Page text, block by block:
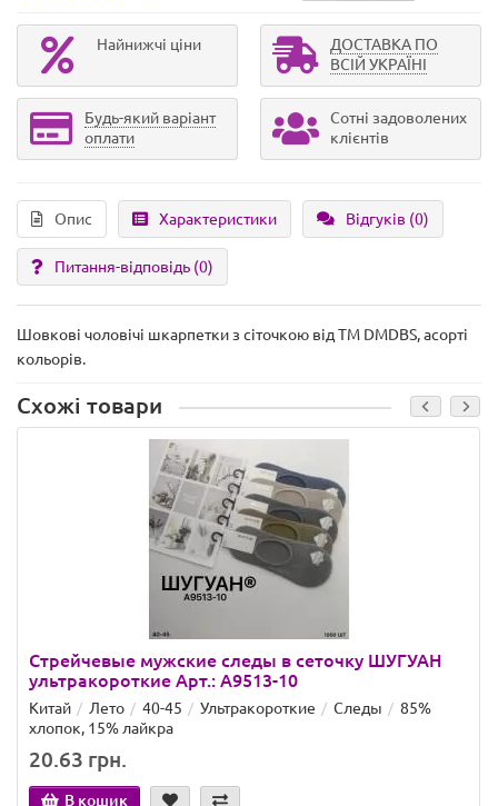
Найнижчі ціни
ДОСТАВКА ПО
ВСІЙ УКРАЇНІ
Будь-який варіант
оплати
Сотні задоволених
клієнтів
Опис Характеристики Відгуків (0)
Питання-відповідь (0)
Шовкові чоловічі шкарпетки з сіточкою від ТМ DMDBS, асорті
кольорів.
Схожі товари
Стрейчевые мужские следы в сеточку ШУГУАН
ультракороткие Арт.: A9513-10
Китай Лето 40-45 Ультракороткие Следы
85%
хлопок, 15% лайкра
20.63 грн.
В кошик